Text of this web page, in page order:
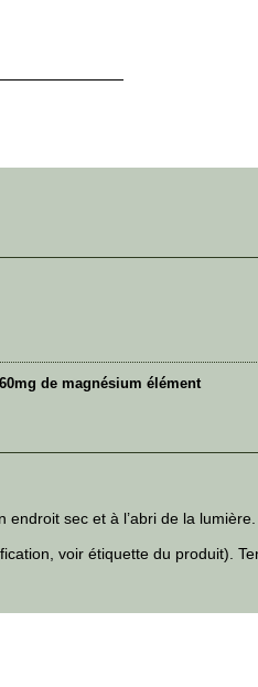
de magnésium élément
sec et à l’abri de la lumière.
voir étiquette du produit).